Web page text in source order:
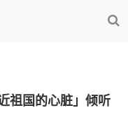
祖国的心脏」倾听